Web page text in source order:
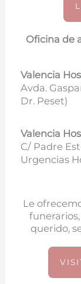
Oficina de
Valencia
Avda.
Dr. Peset)
Valencia
C/ Padre
Urgencias
Le
querido,